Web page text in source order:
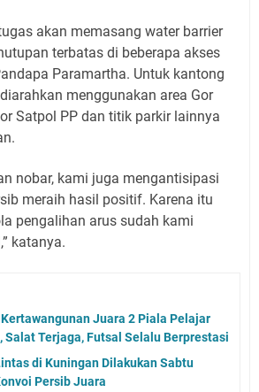
akan memasang water barrier
terbatas di beberapa akses
Paramartha. Untuk kantong
menggunakan area Gor
Satpol PP dan titik parkir lainnya
nobar, kami juga mengantisipasi
meraih hasil positif. Karena itu
pengalihan arus sudah kami
katanya.
Juara 2 Piala Pelajar
Salat Terjaga, Futsal Selalu Berprestasi
di Kuningan Dilakukan Sabtu
Persib Juara